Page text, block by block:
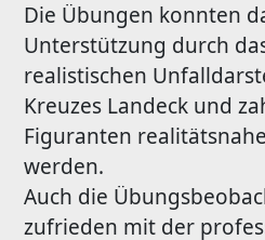
Die Übungen konnten
Unterstützung durch
realistischen
Kreuzes Landeck und
Figuranten
werden.
Auch die
zufrieden mit der